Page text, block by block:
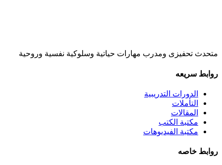
متحدث تحفيزى ومدرب مهارات حياتية وسلوكية نفسية وروحية
روابط سريعه
الدورات التدريبية
التأملات
المقالات
مكتبة الكتب
مكتبة الفيديوهات
روابط خاصه